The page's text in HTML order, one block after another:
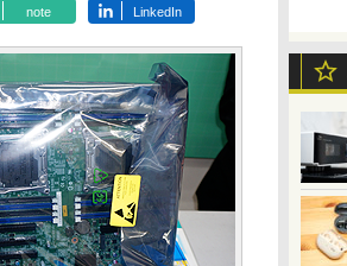
note LinkedIn